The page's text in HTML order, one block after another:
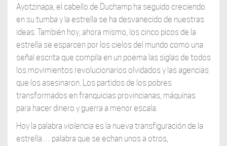
Ayotzinapa, el cabello de Duchamp ha seguido creciendo
en su tumba y la estrella se ha desvanecido de nuestras
ideas. También hoy, ahora mismo, los cinco picos de la
estrella se esparcen por los cielos del mundo como una
señal escrita que compila en un poema las siglas de todos
los movimientos revolucionarios olvidados y las agencias
que los asesinaron. Los partidos de los pobres
transformados en franquicias provincianas, máquinas
para hacer dinero y guerra a menor escala.
Hoy la palabra violencia es la nueva transfiguración de la
estrella… palabra que se echan unos a otros,